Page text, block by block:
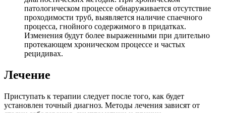
патологическом процессе обнаруживается отсутствие
проходимости труб, выявляется наличие спаечного
процесса, гнойного содержимого в придатках.
Изменения будут более выраженными при длительно
протекающем хроническом процессе и частых
рецидивах.
Лечение
Приступать к терапии следует после того, как будет
установлен точный диагноз. Методы лечения зависят от